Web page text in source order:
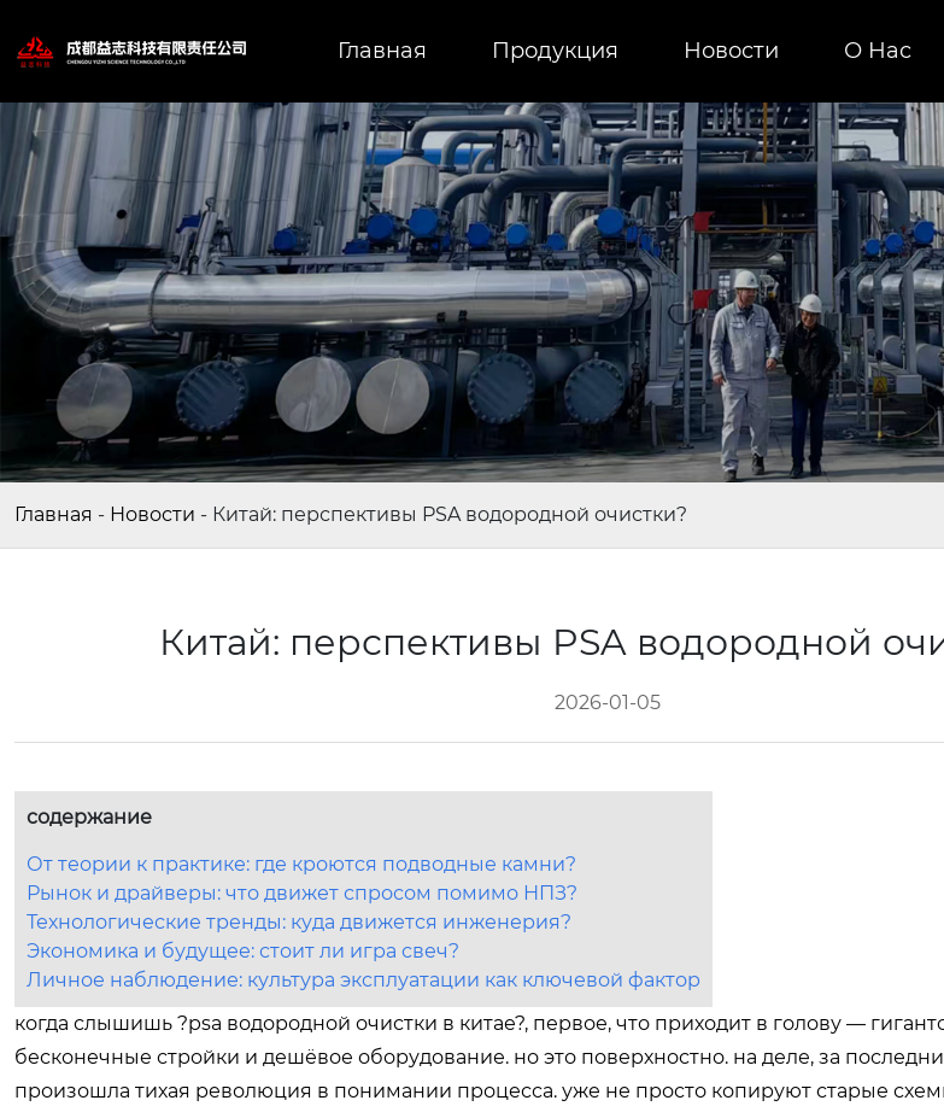
Главная Продукция Новости О Нас
Главная - Новости - Китай: перспективы PSA водородной очистки?
Китай: перспективы PSA водородной
2026-01-05
содержание
От теории к практике: где кроются подводные камни?
Рынок и драйверы: что движет спросом помимо НПЗ?
Технологические тренды: куда движется инженерия?
Экономика и будущее: стоит ли игра свеч?
Личное наблюдение: культура эксплуатации как ключевой фактор
когда слышишь ?psa водородной очистки в китае?, первое, что приходит в голову —
бесконечные стройки и дешёвое оборудование. но это поверхностно. на деле, за
произошла тихая революция в понимании процесса. уже не просто копируют старые